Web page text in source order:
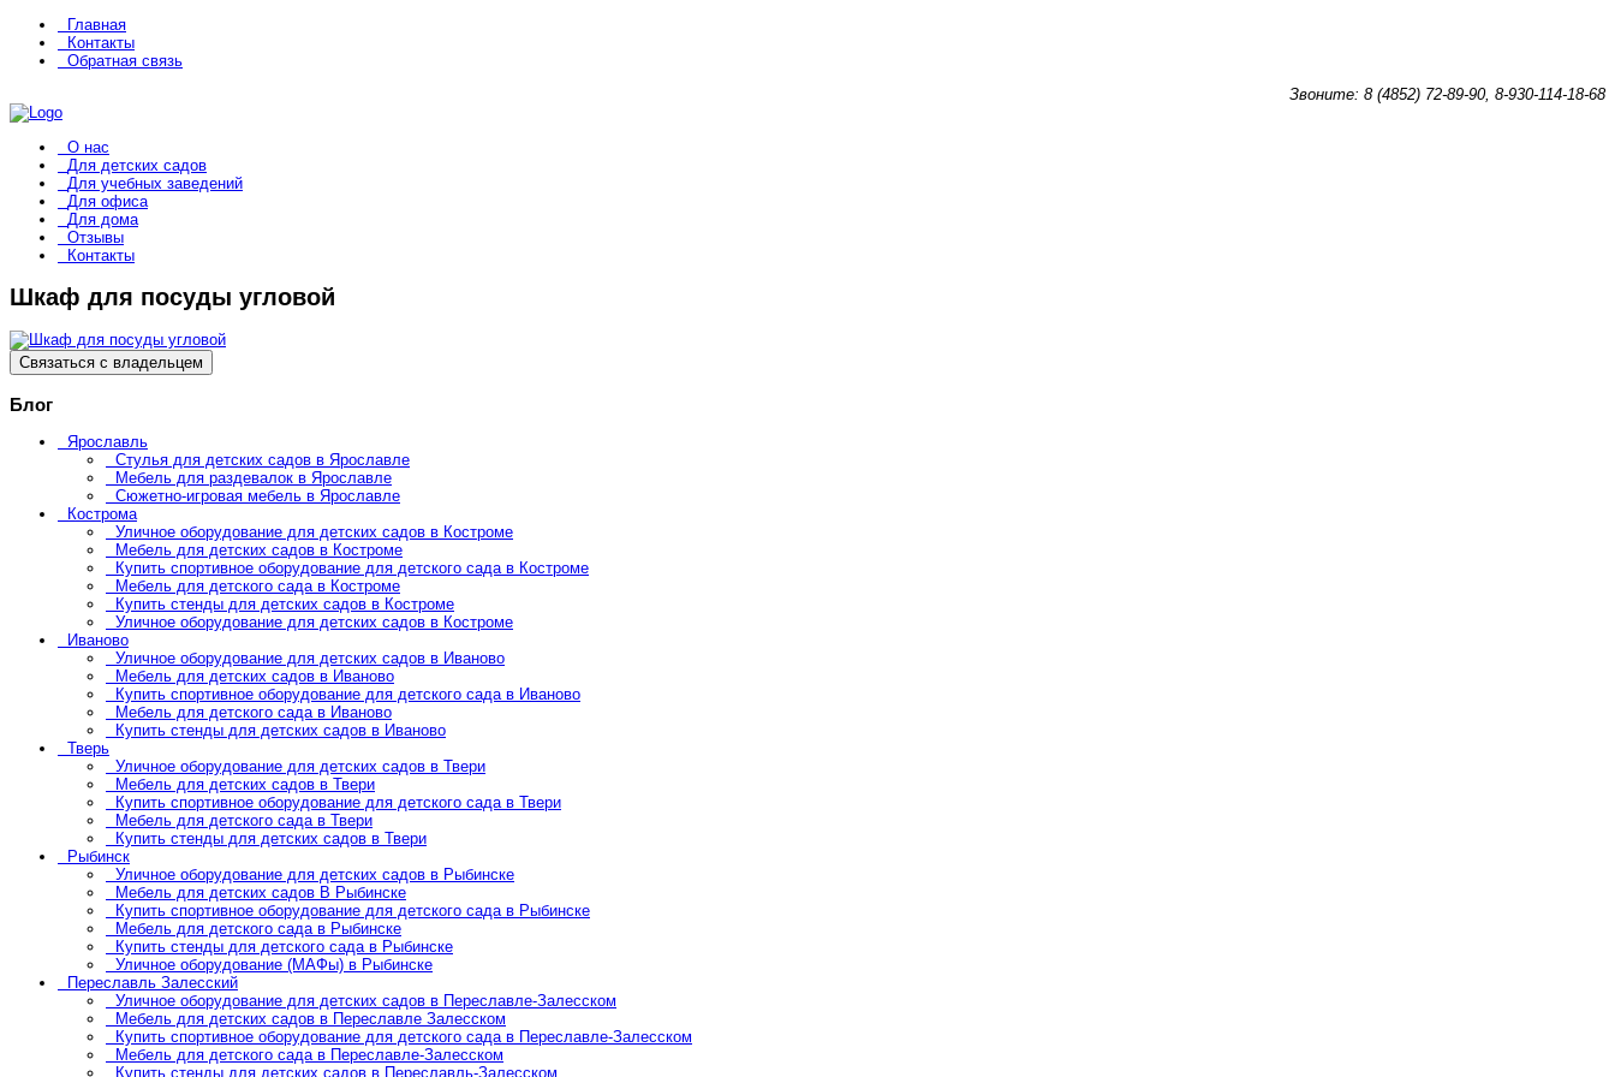
Главная
Контакты
Обратная связь
Звоните: 8 (4852) 72-89-90, 8-930-114-18-68
О нас
Для детских садов
Для учебных заведений
Для офиса
Для дома
Отзывы
Контакты
Шкаф для посуды угловой
Связаться с владельцем
Блог
Ярославль
Стулья для детских садов в Ярославле
Мебель для раздевалок в Ярославле
Сюжетно-игровая мебель в Ярославле
Кострома
Уличное оборудование для детских садов в Костроме
Мебель для детских садов в Костроме
Купить спортивное оборудование для детского сада в Костроме
Мебель для детского сада в Костроме
Купить стенды для детских садов в Костроме
Уличное оборудование для детских садов в Костроме
Иваново
Уличное оборудование для детских садов в Иваново
Мебель для детских садов в Иваново
Купить спортивное оборудование для детского сада в Иваново
Мебель для детского сада в Иваново
Купить стенды для детских садов в Иваново
Тверь
Уличное оборудование для детских садов в Твери
Мебель для детских садов в Твери
Купить спортивное оборудование для детского сада в Твери
Мебель для детского сада в Твери
Купить стенды для детских садов в Твери
Рыбинск
Уличное оборудование для детских садов в Рыбинске
Мебель для детских садов В Рыбинске
Купить спортивное оборудование для детского сада в Рыбинске
Мебель для детского сада в Рыбинске
Купить стенды для детского сада в Рыбинске
Уличное оборудование (МАФы) в Рыбинске
Переславль Залесский
Уличное оборудование для детских садов в Переславле-Залесском
Мебель для детских садов в Переславле Залесском
Купить спортивное оборудование для детского сада в Переславле-Залесском
Мебель для детского сада в Переславле-Залесском
Купить стенды для детских садов в Переславль-Залесском